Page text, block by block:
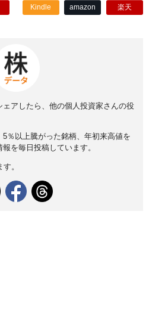
Kindle amazon 楽天
アしたら、他の個人投資家さんの役
％以上騰がった銘柄、年初来高値を
を毎日投稿しています。
。